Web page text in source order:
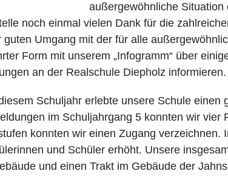
außergewöhnliche
noch einmal vielen Dank für die
guten Umgang mit der für alle
Form mit unserem „Infogramm“ über
an der Realschule Diepholz informieren.
Schuljahr erlebte unsere Schule einen
im Schuljahrgang 5 konnten wir
konnten wir einen Zugang
und Schüler erhöht. Unsere
und einen Trakt im Gebäude der